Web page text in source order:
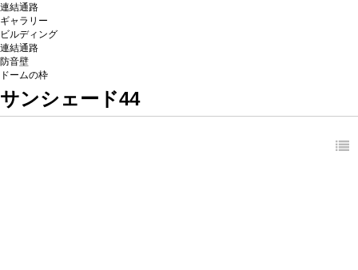
連結通路
ギャラリー
ビルディング
連結通路
防音壁
ドームの枠
サンシェード44